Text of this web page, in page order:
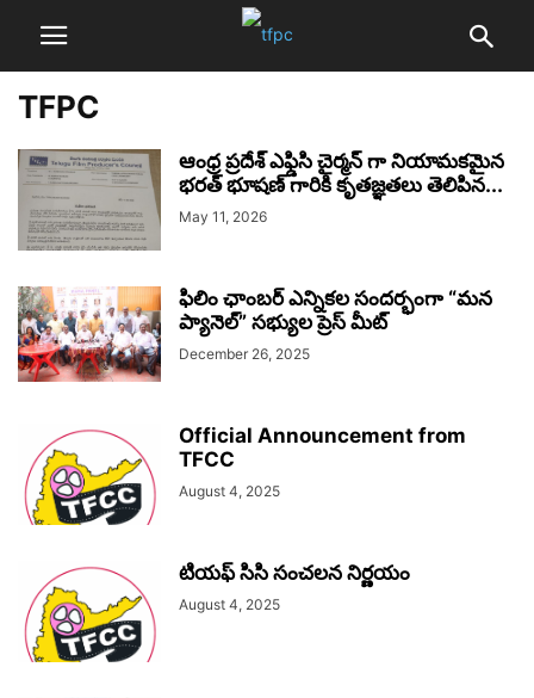
TFPC
ఆంధ్ర ప్రదేశ్ ఎఫ్డిసి చైర్మన్ గా నియామకమైన
భరత్ భూషణ్ గారికి కృతజ్ఞతలు తెలిపిన...
May 11, 2026
ఫిలిం ఛాంబర్ ఎన్నికల సందర్భంగా “మన
ప్యానెల్” సభ్యుల ప్రెస్ మీట్
December 26, 2025
Official Announcement from
TFCC
August 4, 2025
టియఫ్ సిసి సంచలన నిర్ణయం
August 4, 2025